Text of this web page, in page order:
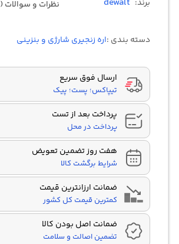
برند: نظرات و سوالات (2) :
دسته بندی :اره زنجیری شارژی و بنزینی
ارسال فوق سریع
تیپاکس؛ پست؛ پیک
پرداخت بعد از تست
پرداخت در محل
هفت روز تضمین تعویض
شرایط برگشت کالا
ضمانت ارزانترین قیمت
کمترین قیمت کل کشور
ضمانت اصل بودن کالا
تضمین اصالت و سلامت